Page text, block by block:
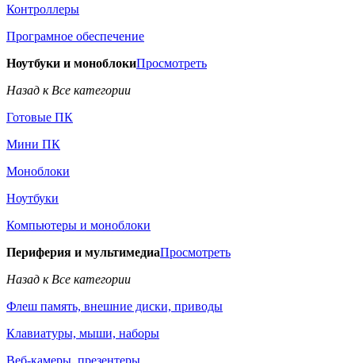
Контроллеры
Програмное обеспечение
Ноутбуки и моноблокиПросмотреть
Назад к Все категории
Готовые ПК
Мини ПК
Моноблоки
Ноутбуки
Компьютеры и моноблоки
Периферия и мультимедиаПросмотреть
Назад к Все категории
Флеш память, внешние диски, приводы
Клавиатуры, мыши, наборы
Веб-камеры, презентеры